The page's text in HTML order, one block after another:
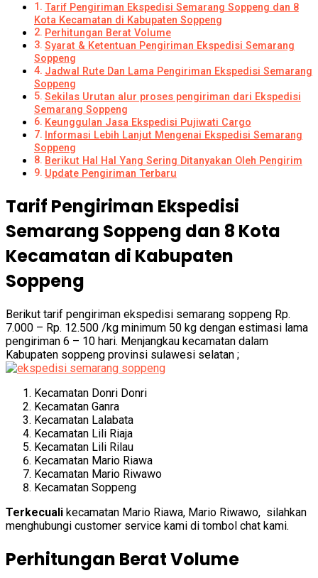
Tarif Pengiriman Ekspedisi Semarang Soppeng dan 8
Kota Kecamatan di Kabupaten Soppeng
Perhitungan Berat Volume
Syarat & Ketentuan Pengiriman Ekspedisi Semarang
Soppeng
Jadwal Rute Dan Lama Pengiriman Ekspedisi Semarang
Soppeng
Sekilas Urutan alur proses pengiriman dari Ekspedisi
Semarang Soppeng
Keunggulan Jasa Ekspedisi Pujiwati Cargo
Informasi Lebih Lanjut Mengenai Ekspedisi Semarang
Soppeng
Berikut Hal Hal Yang Sering Ditanyakan Oleh Pengirim
Update Pengiriman Terbaru
Tarif Pengiriman Ekspedisi
Semarang Soppeng dan 8 Kota
Kecamatan di Kabupaten
Soppeng
Berikut tarif pengiriman ekspedisi semarang soppeng Rp.
7.000 – Rp. 12.500 /kg minimum 50 kg dengan estimasi lama
pengiriman 6 – 10 hari. Menjangkau kecamatan dalam
Kabupaten soppeng provinsi sulawesi selatan ;
Kecamatan Donri Donri
Kecamatan Ganra
Kecamatan Lalabata
Kecamatan Lili Riaja
Kecamatan Lili Rilau
Kecamatan Mario Riawa
Kecamatan Mario Riwawo
Kecamatan Soppeng
Terkecuali kecamatan Mario Riawa, Mario Riwawo, silahkan
menghubungi customer service kami di tombol chat kami.
Perhitungan Berat Volume